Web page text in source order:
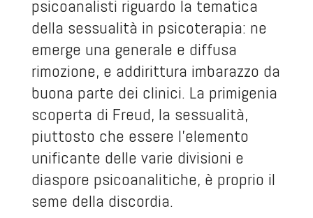
psicoanalisti riguardo la tematica
della sessualità in psicoterapia: ne
emerge una generale e diffusa
rimozione, e addirittura imbarazzo da
buona parte dei clinici. La primigenia
scoperta di Freud, la sessualità,
piuttosto che essere l’elemento
unificante delle varie divisioni e
diaspore psicoanalitiche, è proprio il
seme della discordia.